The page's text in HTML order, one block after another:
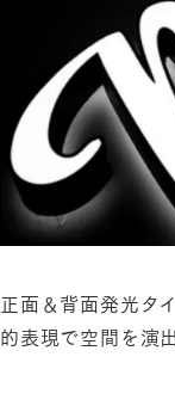
正面＆背面発光タ
的表現で空間を演